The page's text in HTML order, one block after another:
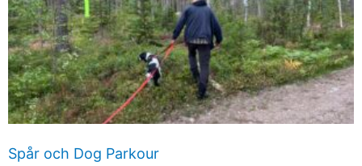
Spår och Dog Parkour